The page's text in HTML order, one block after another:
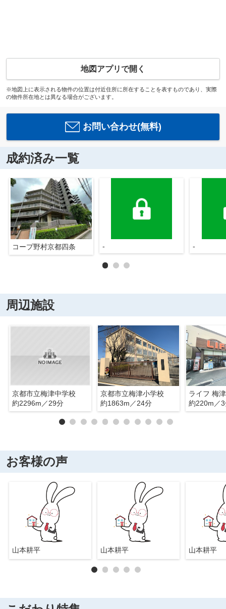
地図アプリで開く
※地図上に表示される物件の位置は付近住所に所在することを表すものであり、実際
の物件所在地とは異なる場合がございます。
お問い合わせ(無料)
成約済み一覧
コープ野村京都四条 - -
周辺施設
京都市立梅津中学校
約2296m／29分
京都市立梅津小学校
約1863m／24分
ライフ 梅
約220m／
お客様の声
山本耕平 山本耕平 山本耕平